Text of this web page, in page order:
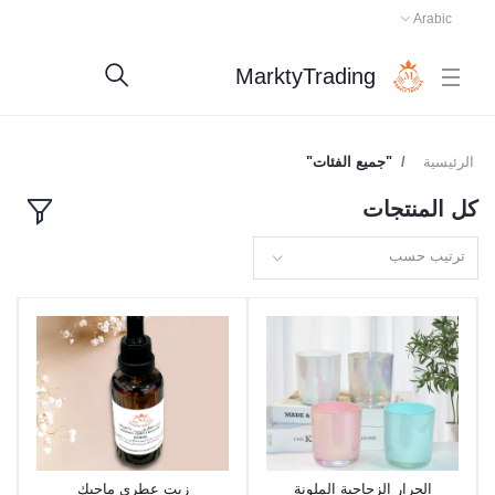
Arabic
MarktyTrading
الرئيسية "جميع الفئات"
كل المنتجات
ترتيب حسب
اضافة إلى السلة
الجرار الزجاجية الملونة
اضافة إلى السلة
زيت عطري ماجيك